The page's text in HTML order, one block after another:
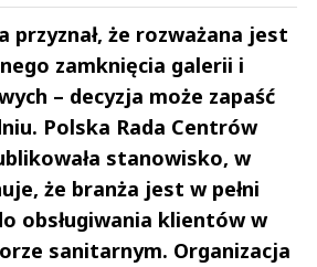
przyznał, że rozważana jest
zamknięcia galerii i
– decyzja może zapaść
Polska Rada Centrów
stanowisko, w
że branża jest w pełni
obsługiwania klientów w
sanitarnym. Organizacja